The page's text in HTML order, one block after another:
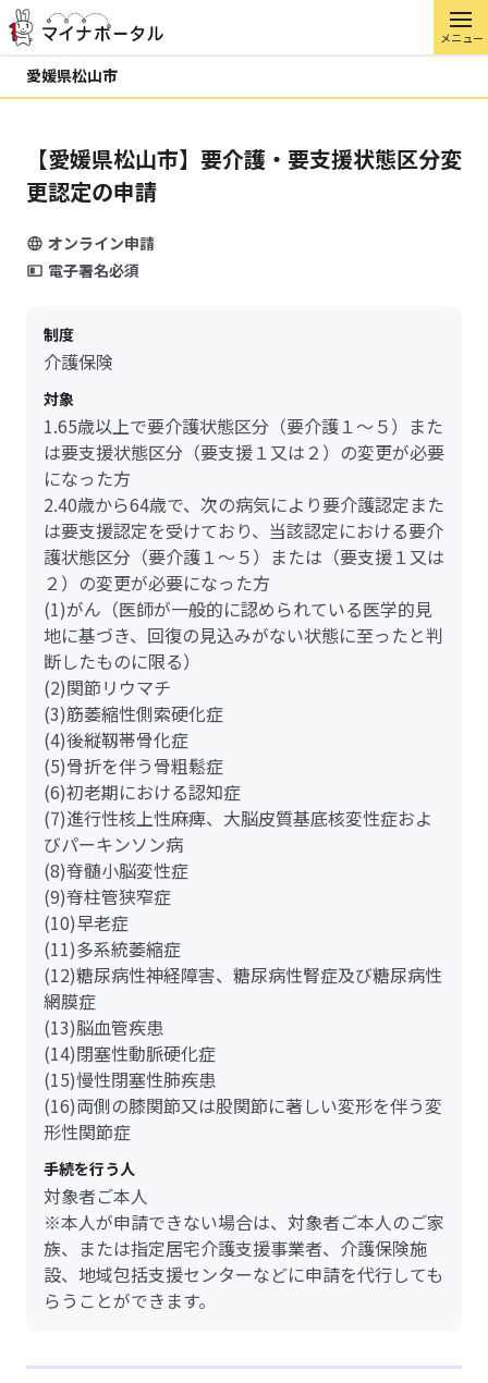
メニュー
愛媛県松山市
【愛媛県松山市】要介護・要支援状態区分変
更認定の申請
オンライン申請
電子署名必須
制度
介護保険
対象
1.65歳以上で要介護状態区分（要介護１～５）また
は要支援状態区分（要支援１又は２）の変更が必要
になった方
2.40歳から64歳で、次の病気により要介護認定また
は要支援認定を受けており、当該認定における要介
護状態区分（要介護１～５）または（要支援１又は
２）の変更が必要になった方
(1)がん（医師が一般的に認められている医学的見
地に基づき、回復の見込みがない状態に至ったと判
断したものに限る）
(2)関節リウマチ
(3)筋萎縮性側索硬化症
(4)後縦靱帯骨化症
(5)骨折を伴う骨粗鬆症
(6)初老期における認知症
(7)進行性核上性麻痺、大脳皮質基底核変性症およ
びパーキンソン病
(8)脊髄小脳変性症
(9)脊柱管狭窄症
(10)早老症
(11)多系統萎縮症
(12)糖尿病性神経障害、糖尿病性腎症及び糖尿病性
網膜症
(13)脳血管疾患
(14)閉塞性動脈硬化症
(15)慢性閉塞性肺疾患
(16)両側の膝関節又は股関節に著しい変形を伴う変
形性関節症
手続を行う人
対象者ご本人
※本人が申請できない場合は、対象者ご本人のご家
族、または指定居宅介護支援事業者、介護保険施
設、地域包括支援センターなどに申請を代行しても
らうことができます。